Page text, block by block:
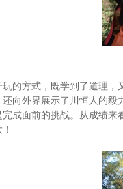
的方式，既学到了道理
向外界展示了川恒人的
成面前的挑战。从成绩来